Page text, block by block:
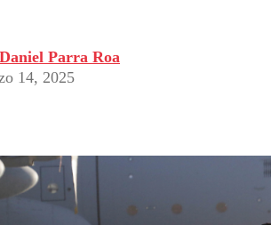
Internacional
Nacional
Daniel Parra Roa
14, 2025